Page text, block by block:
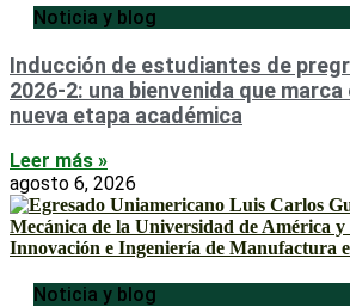
Noticia y blog
Inducción de estudiantes de
2026-2: una bienvenida que marca
nueva etapa académica
Leer más »
agosto 6, 2026
Noticia y blog